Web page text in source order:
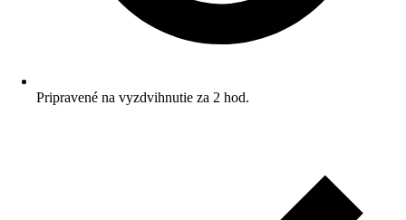
Pripravené na vyzdvihnutie za 2 hod.